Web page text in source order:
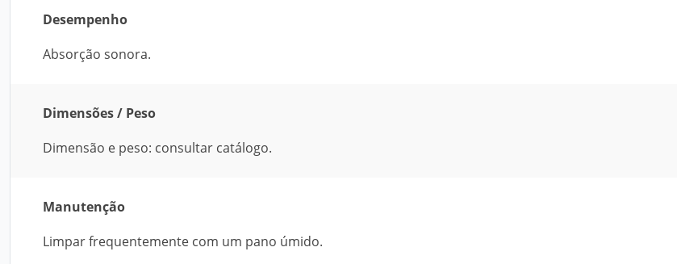
Desempenho
Absorção sonora.
Dimensões / Peso
Dimensão e peso: consultar catálogo.
Manutenção
Limpar frequentemente com um pano úmido.